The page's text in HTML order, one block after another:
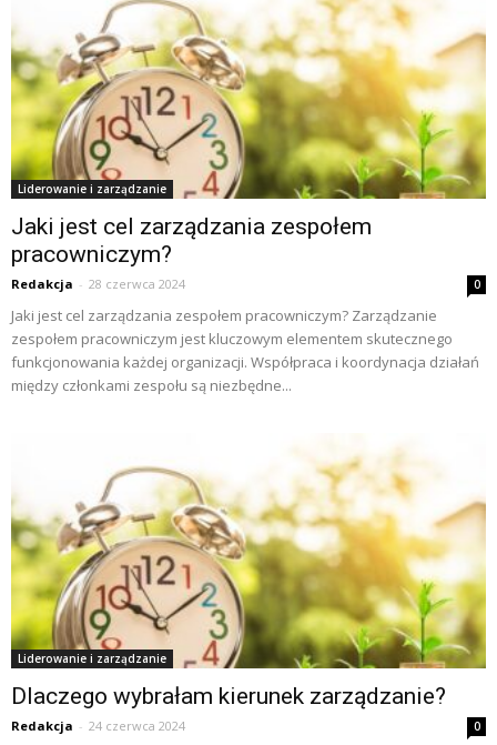
Liderowanie i zarządzanie
Jaki jest cel zarządzania zespołem
pracowniczym?
Redakcja - 28 czerwca 2024 0
Jaki jest cel zarządzania zespołem pracowniczym? Zarządzanie
zespołem pracowniczym jest kluczowym elementem skutecznego
funkcjonowania każdej organizacji. Współpraca i koordynacja działań
między członkami zespołu są niezbędne...
Liderowanie i zarządzanie
Dlaczego wybrałam kierunek zarządzanie?
Redakcja - 24 czerwca 2024 0